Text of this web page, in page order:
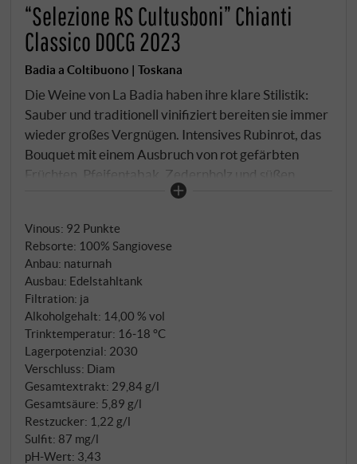
“Selezione RS Cultusboni” Chianti
Classico DOCG 2023
Badia a Coltibuono | Toskana
Die Weine von La Badia haben ihre klare Stilistik:
Sauber und traditionell vinifiziert bereiten sie immer
wieder großes Vergnügen. Intensives Rubinrot, das
Bouquet mit einem Ausbruch von rot gefärbten
Früchten, Pfeifentabak, Zedernholz und süßen
Gewürzen. Der vollmundige Geschmack des
Säure gut ausgewogen und der Nachhall sauber und
lang anhaltend.
SUPERIORE.DE
Vinous: 92 Punkte
Rebsorte: 100% Sangiovese
Anbau: naturnah
Ausbau: Edelstahltank
Filtration: ja
Alkoholgehalt: 14,00 % vol
Trinktemperatur: 16‑18 °C
Lagerpotenzial: 2030
Verschluss: Diam
Gesamtextrakt: 29,84 g/l
Gesamtsäure: 5,89 g/l
Restzucker: 1,22 g/l
Sulfit: 87 mg/l
pH-Wert: 3,43